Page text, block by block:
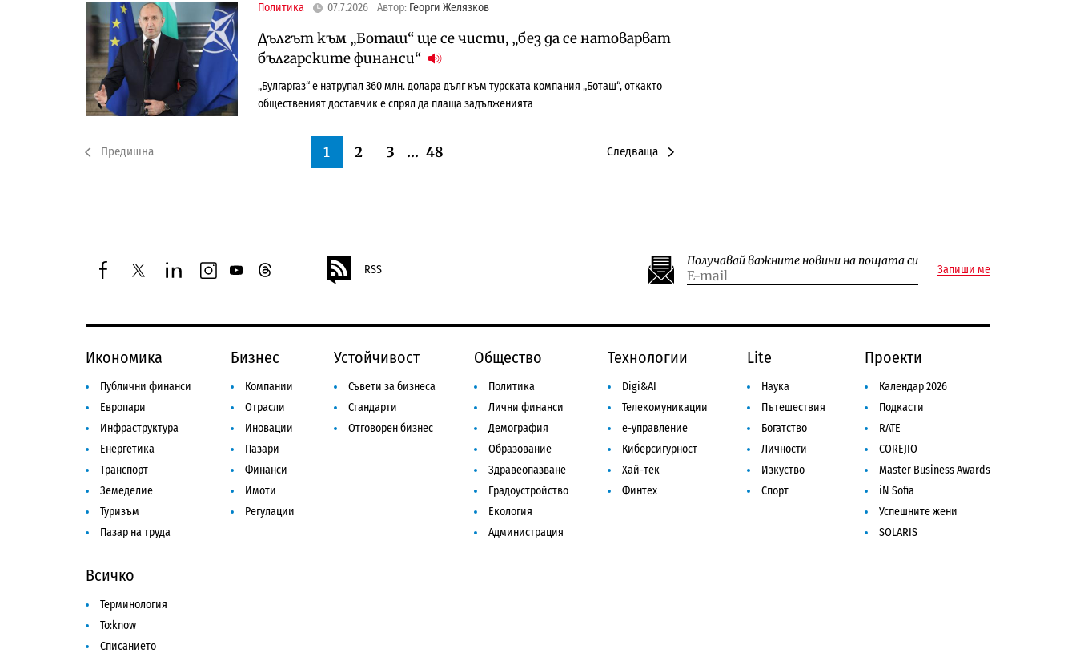
Политика 07.7.2026 Автор: Георги Желязков
Дългът към „Боташ“ ще се чисти, „без да се натоварват
българските финанси“
„Булгаргаз“ е натрупал 360 млн. долара дълг към турската компания „Боташ“, откакто
общественият доставчик е спрял да плаща задълженията
Предишна 1 2 3 … 48 Следваща
facebooktwitterlinkedininstagram
youtubethreads RSS
Получавай важните новини на пощата си
Запиши ме
Икономика
Публични финанси
Европари
Инфраструктура
Енергетика
Транспорт
Земеделие
Туризъм
Пазар на труда
Бизнес
Компании
Отрасли
Иновации
Пазари
Финанси
Имоти
Регулации
Устойчивост
Съвети за бизнеса
Стандарти
Отговорен бизнес
Общество
Политика
Лични финанси
Демография
Образование
Здравеопазване
Градоустройство
Екология
Администрация
Технологии
Digi&AI
Телекомуникации
е-управление
Киберсигурност
Хай-тек
Финтех
Lite
Наука
Пътешествия
Богатство
Личности
Изкуство
Спорт
Проекти
Календар 2026
Подкасти
RATE
COREJIO
Master Business Awards
iN Sofia
Успешните жени
SOLARIS
Всичко
Терминология
To:know
Списанието